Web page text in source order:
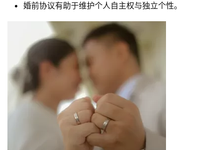
婚前协议有助于维护个人自主权与独立个性。